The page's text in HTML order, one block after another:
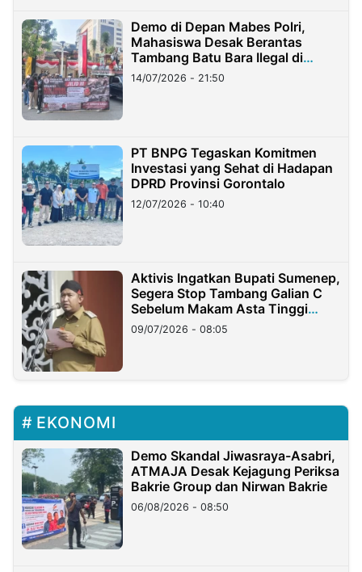
Demo di Depan Mabes Polri,
Mahasiswa Desak Berantas
Tambang Batu Bara Ilegal di
Lampung
14/07/2026 - 21:50
PT BNPG Tegaskan Komitmen
Investasi yang Sehat di Hadapan
DPRD Provinsi Gorontalo
12/07/2026 - 10:40
Aktivis Ingatkan Bupati Sumenep,
Segera Stop Tambang Galian C
Sebelum Makam Asta Tinggi
Longsor
09/07/2026 - 08:05
EKONOMI
Demo Skandal Jiwasraya-Asabri,
ATMAJA Desak Kejagung Periksa
Bakrie Group dan Nirwan Bakrie
06/08/2026 - 08:50